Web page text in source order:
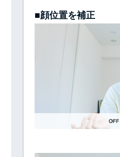
■顔位置を補正